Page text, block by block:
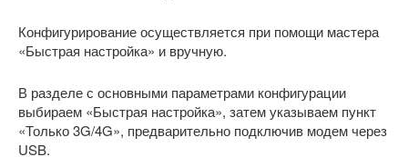
Конфигурирование осуществляется при помощи мастера
«Быстрая настройка» и вручную.
В разделе с основными параметрами конфигурации
выбираем «Быстрая настройка», затем указываем пункт
«Только 3G/4G», предварительно подключив модем через
USB.